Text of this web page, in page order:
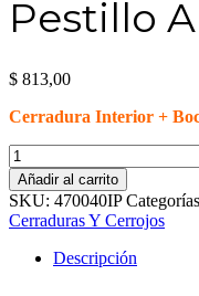
Pestillo
$ 813,00
Cerradura Interior +
Cerradura
Interior
+
Bocallave
Niquelado
Pestillo
Añadir al carrito
SKU: 470040IP
Cerraduras Y Cerrojos
Descripción